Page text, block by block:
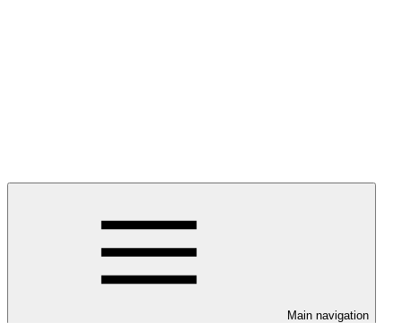
Main navigation